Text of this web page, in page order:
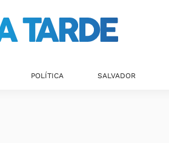
POLÍTICA SALVADOR